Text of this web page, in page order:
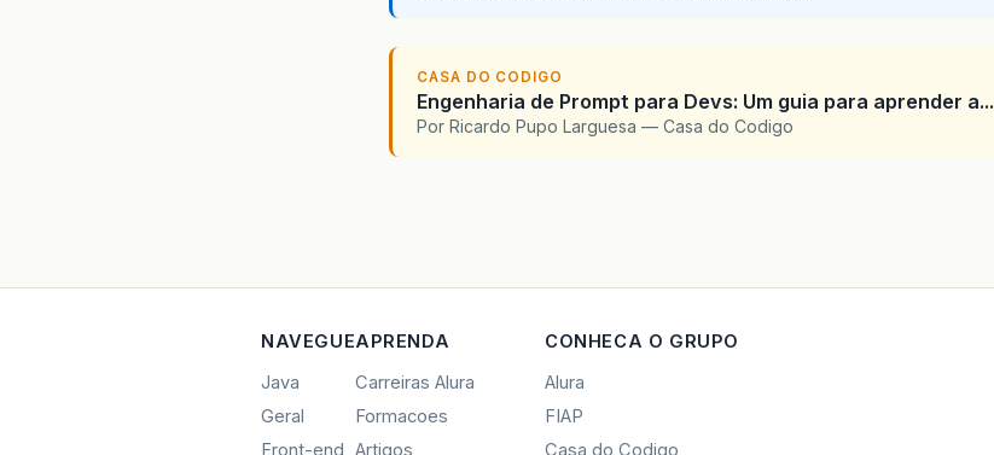
CASA DO CODIGO
Engenharia de Prompt para Devs: Um guia para aprender a...
Por Ricardo Pupo Larguesa — Casa do Codigo
NAVEGUE
Java
Geral
Front-end
APRENDA
Carreiras Alura
Formacoes
Artigos
CONHECA O GRUPO
Alura
FIAP
Casa do Codigo